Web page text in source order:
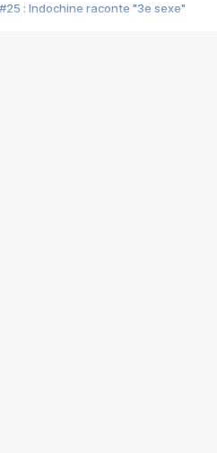
#25 : Indochine raconte "3e sexe"